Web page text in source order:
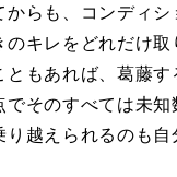
らも、コンディシ
のキレをどれだけ
もあれば、葛藤す
でそのすべては未
り越えられるのも自